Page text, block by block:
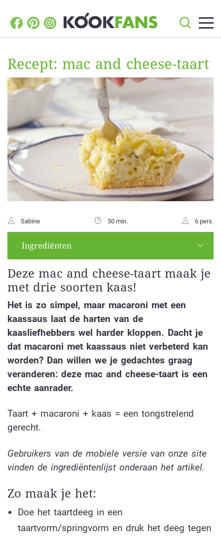
Recept: mac and cheese-taart
Sabine 50 min. 6 pers.
Ingrediënten
Deze mac and cheese-taart maak je
met drie soorten kaas!
Het is zo simpel, maar macaroni met een
kaassaus laat de harten van de
kaasliefhebbers wel harder kloppen. Dacht je
dat macaroni met kaassaus niet verbeterd kan
worden? Dan willen we je gedachtes graag
veranderen: deze mac and cheese-taart is een
echte aanrader.
Taart + macaroni + kaas = een tongstrelend
gerecht.
Gebruikers van de mobiele versie van onze site
vinden de ingrediëntenlijst onderaan het artikel.
Zo maak je het:
Doe het taartdeeg in een
taartvorm/springvorm en druk het deeg tegen